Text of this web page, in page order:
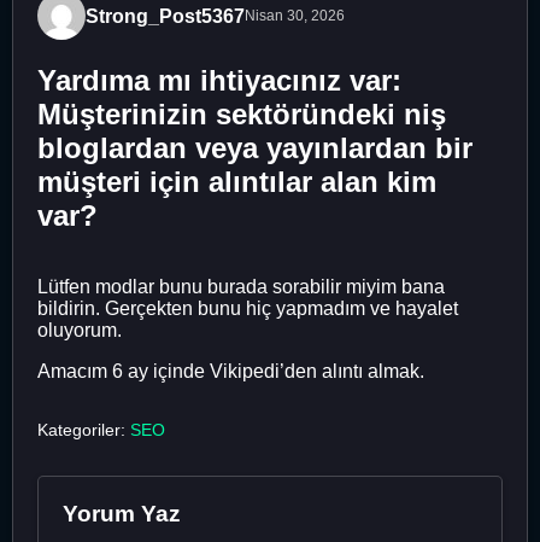
Strong_Post5367Nisan 30, 2026
Yardıma mı ihtiyacınız var:
Müşterinizin sektöründeki niş
bloglardan veya yayınlardan bir
müşteri için alıntılar alan kim
var?
Lütfen modlar bunu burada sorabilir miyim bana
bildirin. Gerçekten bunu hiç yapmadım ve hayalet
oluyorum.
Amacım 6 ay içinde Vikipedi’den alıntı almak.
Kategoriler: SEO
Yorum Yaz